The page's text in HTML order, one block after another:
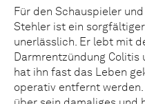
Für den Schauspieler
Stehler ist ein
unerlässlich. Er lebt mit
Darmrentzündung Colitis
hat ihn fast das Leben
operativ entfernt